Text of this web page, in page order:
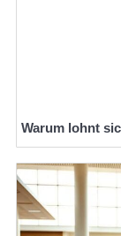
Warum lohnt